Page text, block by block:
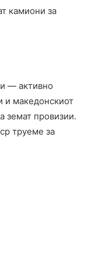
камиони за
— активно
и македонскиот
земат провизии.
труеме за